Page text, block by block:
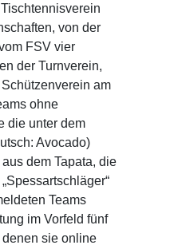
von der
FSV vier
der Turnverein,
am
ohne
die unter dem
Avocado)
dem Tapata, die
Teams
im Vorfeld fünf
denen sie online